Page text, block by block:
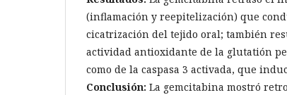
(inflamación y reepitelización) que
cicatrización del tejido oral; también
actividad antioxidante de la glutatión
como de la caspasa 3 activada, que
Conclusión: La gemcitabina mostró